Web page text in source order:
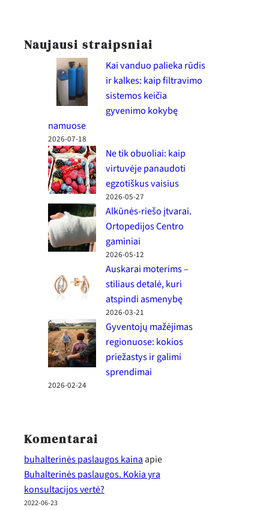
Naujausi straipsniai
Kai vanduo palieka rūdis
ir kalkes: kaip filtravimo
sistemos keičia
gyvenimo kokybę
namuose
2026-07-18
Ne tik obuoliai: kaip
virtuvėje panaudoti
egzotiškus vaisius
2026-05-27
Alkūnės-riešo įtvarai.
Ortopedijos Centro
gaminiai
2026-05-12
Auskarai moterims –
stiliaus detalė, kuri
atspindi asmenybę
2026-03-21
Gyventojų mažėjimas
regionuose: kokios
priežastys ir galimi
sprendimai
2026-02-24
Komentarai
buhalterinės paslaugos kainaapie
Buhalterinės paslaugos. Kokia yra
konsultacijos vertė?
2022-06-23